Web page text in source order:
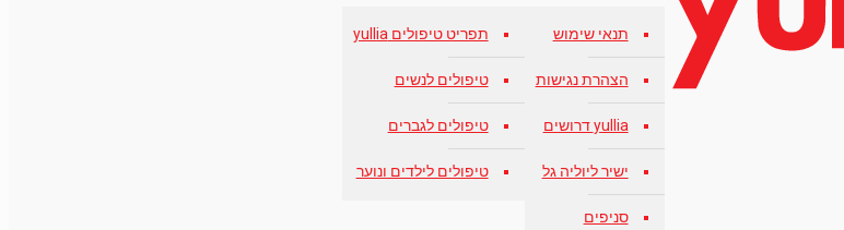
תנאי שימוש
הצהרת נגישות
yullia דרושים
ישיר ליוליה גל
סניפים
תפריט טיפולים yullia
טיפולים לנשים
טיפולים לגברים
טיפולים לילדים ונוער